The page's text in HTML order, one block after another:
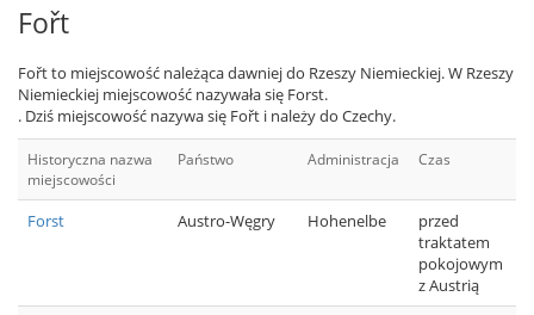
Fořt
Fořt to miejscowość należąca dawniej do Rzeszy Niemieckiej. W Rzeszy
Niemieckiej miejscowość nazywała się Forst.
. Dziś miejscowość nazywa się Fořt i należy do Czechy.
Historyczna nazwa
miejscowości
Państwo Administracja Czas
Forst Austro-Węgry Hohenelbe
przed
traktatem
pokojowym
z Austrią